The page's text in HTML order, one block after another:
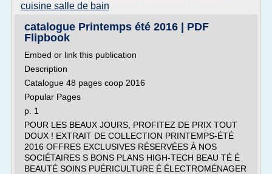
cuisine salle de bain
catalogue Printemps été 2016 | PDF
Flipbook
Embed or link this publication
Description
Catalogue 48 pages coop 2016
Popular Pages
p. 1
POUR LES BEAUX JOURS, PROFITEZ DE PRIX TOUT
DOUX ! EXTRAIT DE COLLECTION PRINTEMPS-ÉTÉ
2016 OFFRES EXCLUSIVES RÉSERVÉES À NOS
SOCIÉTAIRES S BONS PLANS HIGH-TECH BEAU TÉ É
BEAUTÉ SOINS PUÉRICULTURE É ÉLECTROMÉNAGER